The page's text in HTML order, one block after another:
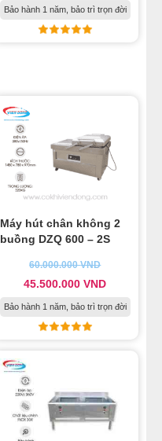
Bảo hành 1 năm, bảo trì trọn đời
Máy hút chân không 2
buồng DZQ 600 – 2S
60.000.000VND
45.500.000VND
Bảo hành 1 năm, bảo trì trọn đời